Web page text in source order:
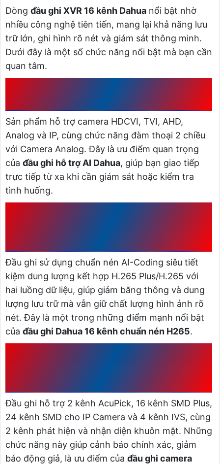
Dòng đầu ghi XVR 16 kênh Dahua nổi bật nhờ
nhiều công nghệ tiên tiến, mang lại khả năng lưu
trữ lớn, ghi hình rõ nét và giám sát thông minh.
Dưới đây là một số chức năng nổi bật mà bạn cần
quan tâm.
Sản phẩm hỗ trợ camera HDCVI, TVI, AHD,
Analog và IP, cùng chức năng đàm thoại 2 chiều
với Camera Analog. Đây là ưu điểm quan trọng
của đầu ghi hỗ trợ AI Dahua, giúp bạn giao tiếp
trực tiếp từ xa khi cần giám sát hoặc kiểm tra
tình huống.
Đầu ghi sử dụng chuẩn nén AI-Coding siêu tiết
kiệm dung lượng kết hợp H.265 Plus/H.265 với
hai luồng dữ liệu, giúp giảm băng thông và dung
lượng lưu trữ mà vẫn giữ chất lượng hình ảnh rõ
nét. Đây là một trong những điểm mạnh nổi bật
của đầu ghi Dahua 16 kênh chuẩn nén H265.
Đầu ghi hỗ trợ 2 kênh AcuPick, 16 kênh SMD Plus,
24 kênh SMD cho IP Camera và 4 kênh IVS, cùng
2 kênh phát hiện và nhận diện khuôn mặt. Những
chức năng này giúp cảnh báo chính xác, giảm
báo động giả, là ưu điểm của đầu ghi camera